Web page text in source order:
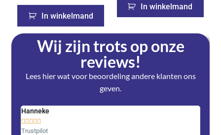
In winkelmand
In winkelmand
Wij zijn trots op onze
reviews!
Lees hier wat voor beoordeling andere klanten ons
geven.
Hanneke
    
Trustpilot